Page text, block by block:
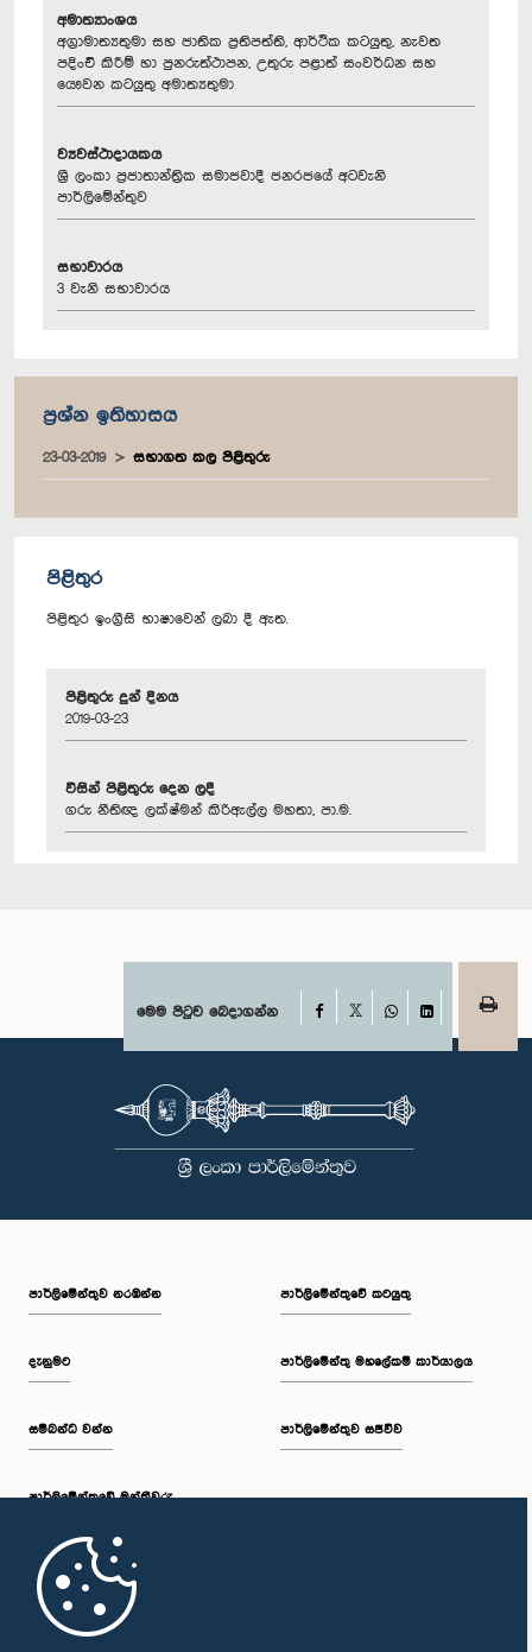
අමාත්‍යාංශය
අග්‍රාමාත්‍යතුමා සහ ජාතික ප්‍රතිපත්ති, ආර්ථික කටයුතු, නැවත
පදිංචි කිරීම් හා පුනරුත්ථාපන, උතුරු පළාත් සංවර්ධන සහ
යෞවන කටයුතු අමාත්‍යතුමා
ව්‍යවස්ථාදායකය
ශ්‍රී ලංකා ප්‍රජාතාන්ත්‍රික සමාජවාදී ජනරජයේ අටවැනි
පාර්ලිමේන්තුව
සභාවාරය
3 වැනි සභාවාරය
ප්‍රශ්න ඉතිහාසය
23-03-2019 සභාගත කල පිළිතුරු
පිළිතුර
පිළිතුර ඉංග්‍රීසි භාෂාවෙන් ලබා දී ඇත.
පිළිතුරු දුන් දිනය
2019-03-23
විසින් පිළිතුරු දෙන ලදී
ගරු නීතිඥ ලක්ෂ්මන් කිරිඇල්ල මහතා, පා.ම.
මෙම පිටුව බෙදාගන්න Facebook
WhatsAppLinkedIn
පාර්ලි‌මේන්තුව නරඹන්න
දැනුමට
සම්බන්ධ වන්න
පාර්ලි‌මේන්තුවේ මන්ත්‍රීවරු
මුල් පිටුව
පාර්ලිමේන්තුවේ කටයුතු
පාර්ලිමේන්තු මහලේකම් කාර්යාලය
පාර්ලිමේන්තුව සජීවීව